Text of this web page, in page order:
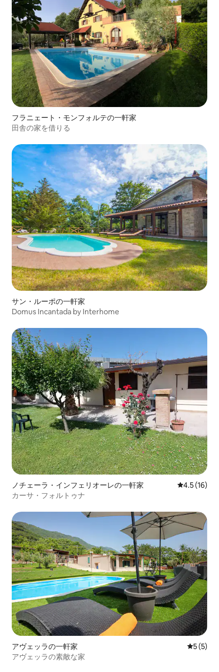
フラニェート・モンフォルテの一軒家
田舎の家を借りる
サン・ルーポの一軒家
Domus Incantada by Interhome
ノチェーラ・インフェリオーレの一軒家 レビュー16
4.5 (16)
カーサ・フォルトゥナ
アヴェッラの一軒家 レビュー
5 (5)
アヴェッラの素敵な家